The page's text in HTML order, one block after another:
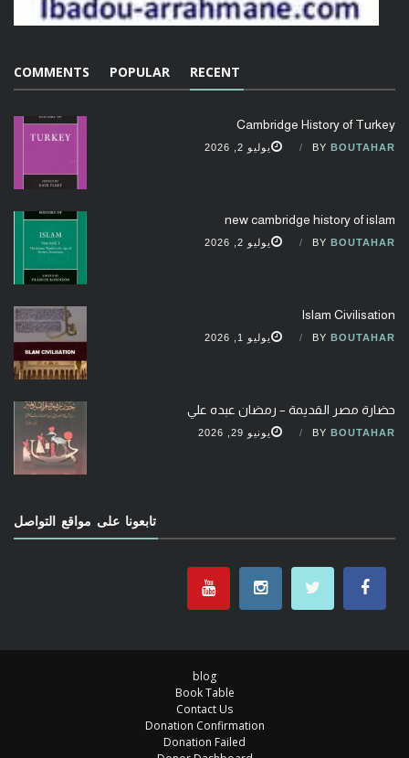
RECENT
POPULAR
COMMENTS
Cambridge History of Turkey
BY BOUTAHAR يوليو 2, 2026
new cambridge history of islam
BY BOUTAHAR يوليو 2, 2026
Islam Civilisation
BY BOUTAHAR يوليو 1, 2026
حضارة مصر القديمة – رمضان عبده علي
BY BOUTAHAR يونيو 29, 2026
تابعونا على مواقع التواصل
blog
Book Table
Contact Us
Donation Confirmation
Donation Failed